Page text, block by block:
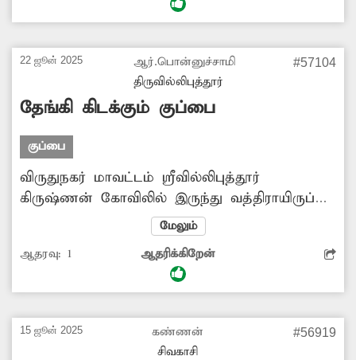
வாகன ஓட்டிகள் மிகுந்த சிரமத்திற்கு
கிடக்கும் குப்பைகளை அகற்ற சம்பந்தப்பட்ட
அதிகாரிகள் நடவடிக்கை எடுப்பார்களா?
22 ஜூன் 2025
ஆர்.பொன்னுச்சாமி
திருவில்லிபுத்தூர்
#57104
தேங்கி கிடக்கும் குப்பை
குப்பை
விருதுநகர் மாவட்டம் ஸ்ரீவில்லிபுத்தூர்
கிருஷ்ணன் கோவிலில் இருந்து வத்திராயிருப்பு
செல்லும் சாலையின் இருபுறமும் குப்பைகள்,
கழிவுகள் மற்றும் பாலித்தீன் பைகள் அதிக
அளவில் குவிந்து கிடக்கின்றன. இதனால்
அப்பகுதியில் அதிக துர்நாற்றம் வீசுவதோடு
கிடக்கும் குப்பையை அகற்ற சம்பந்தப்பட்ட
அதிகாரிகள் நடவடிக்கை எடுப்பார்களா?
மேலும்
ஆதரவு: 1 ஆதரிக்கிறேன்
15 ஜூன் 2025
கண்ணன்
சிவகாசி
#56919